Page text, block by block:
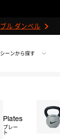
ル ダンベル
シーンから探す
Plates
プレー
ト